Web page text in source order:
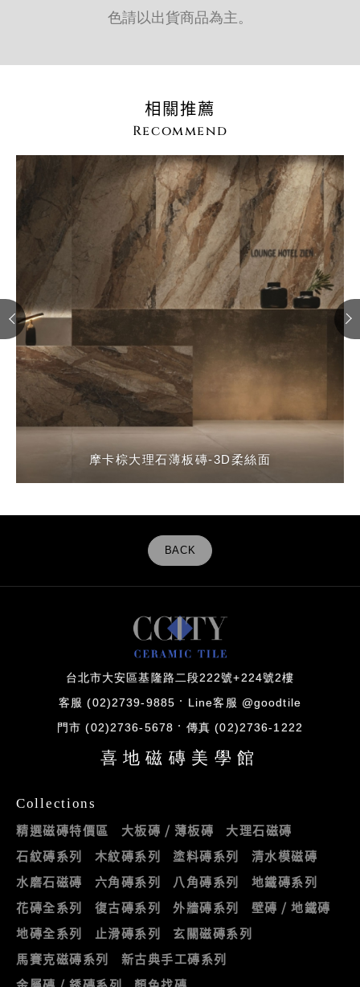
色請以出貨商品為主。
相關推薦
Recommend
摩卡棕大理石薄板磚-3D柔絲面
埃澤薩金屬銹磚-3D霧面
埃澤薩金屬銹磚-3D霧面
埃澤薩金屬銹磚-3D霧面
BACK
台北市大安區基隆路二段222號+224號2樓
客服 (02)2739-9885 Line客服 @goodtile
門市 (02)2736-5678 傳真 (02)2736-1222
喜地磁磚美學館
Collections
精選磁磚特價區 大板磚 / 薄板磚
大理石磁磚
石紋磚系列
木紋磚系列 塗料磚系列
清水模磁磚
水磨石磁磚
六角磚系列 八角磚系列
地鐵磚系列
花磚全系列
復古磚系列 外牆磚系列
壁磚 / 地鐵磚
地磚全系列
止滑磚系列
玄關磁磚系列
馬賽克磁磚系列
新古典手工磚系列